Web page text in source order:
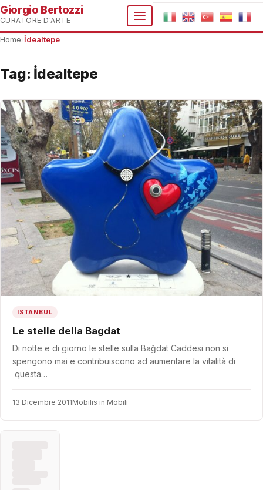
Giorgio Bertozzi
CURATORE D'ARTE
Home İdealtepe
Tag: İdealtepe
ISTANBUL
Le stelle della Bagdat
Di notte e di giorno le stelle sulla Bağdat Caddesi non si
spengono mai e contribuiscono ad aumentare la vitalità di
questa…
13 Dicembre 2011Mobilis in Mobili